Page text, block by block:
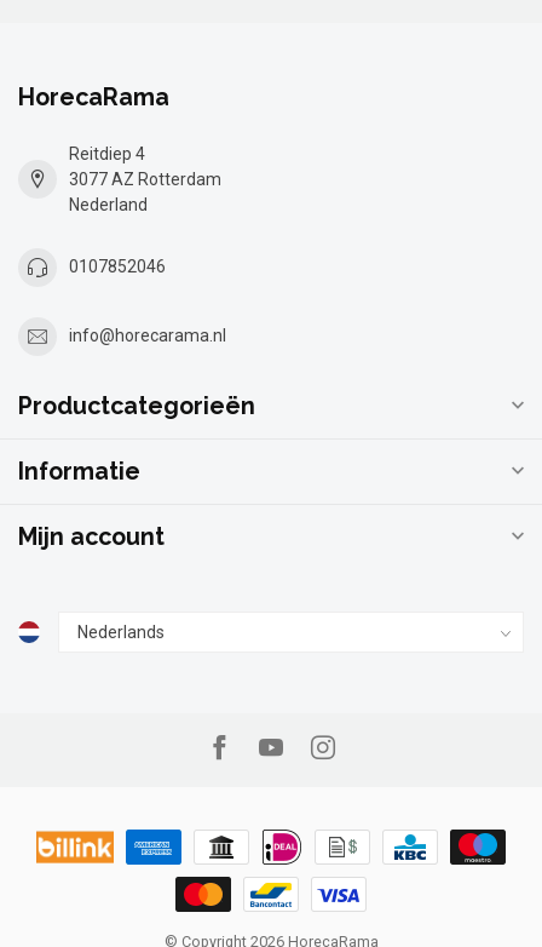
HorecaRama
Reitdiep 4
3077 AZ Rotterdam
Nederland
0107852046
info@horecarama.nl
Productcategorieën
Informatie
Mijn account
© Copyright 2026 HorecaRama